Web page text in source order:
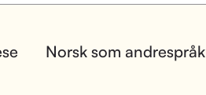
Norsk som andrespråk